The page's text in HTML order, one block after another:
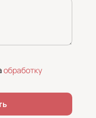
обработку